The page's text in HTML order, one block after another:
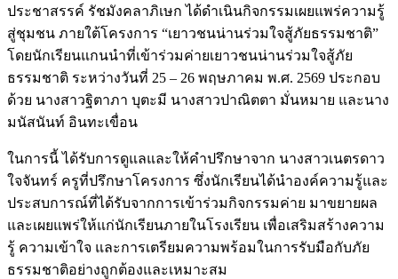
ประชาสรรค์ รัชมังคลาภิเษก ได้ดำเนินกิจกรรมเผยแพร่ความรู้
สู่ชุมชน ภายใต้โครงการ “เยาวชนน่านร่วมใจสู้ภัยธรรมชาติ”
โดยนักเรียนแกนนำที่เข้าร่วมค่ายเยาวชนน่านร่วมใจสู้ภัย
ธรรมชาติ ระหว่างวันที่ 25 – 26 พฤษภาคม พ.ศ. 2569 ประกอบ
ด้วย นางสาวฐิตาภา บุตะมี นางสาวปาณิตตา มั่นหมาย และนาง
มนัสนันท์ อินทะเขื่อน
ในการนี้ ได้รับการดูแลและให้คำปรึกษาจาก นางสาวเนตรดาว
ใจจันทร์ ครูที่ปรึกษาโครงการ ซึ่งนักเรียนได้นำองค์ความรู้และ
ประสบการณ์ที่ได้รับจากการเข้าร่วมกิจกรรมค่าย มาขยายผล
และเผยแพร่ให้แก่นักเรียนภายในโรงเรียน เพื่อเสริมสร้างความ
รู้ ความเข้าใจ และการเตรียมความพร้อมในการรับมือกับภัย
ธรรมชาติอย่างถูกต้องและเหมาะสม